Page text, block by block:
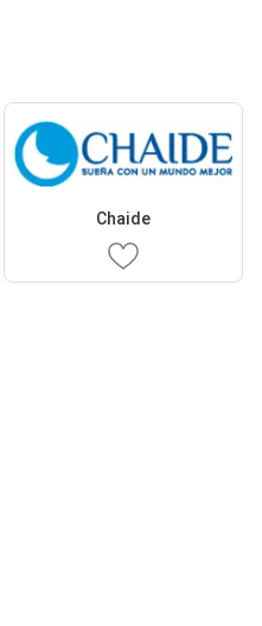
Chaide